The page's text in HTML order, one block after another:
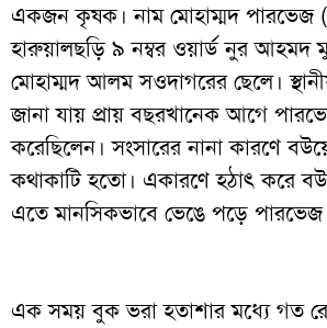
একজন কৃষক। নাম মোহাম্মদ পারভেজ
হারুয়ালছড়ি ৯ নম্বর ওয়ার্ড নুর আহমদ
মোহাম্মদ আলম সওদাগরের ছেলে।
জানা যায় প্রায় বছরখানেক আগে
করেছিলেন। সংসারের নানা কারণে
কথাকাটি হতো। একারণে হঠাৎ করে
এতে মানসিকভাবে ভেঙে পড়ে
এক সময় বুক ভরা হতাশার মধ্যে গত